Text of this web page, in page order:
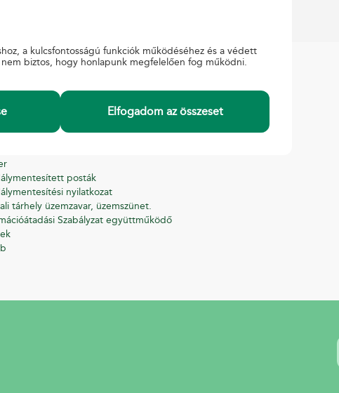
a kulcsfontosságú funkciók működéséhez és a védett
biztos, hogy honlapunk megfelelően fog működni.
Elfogadom az összeset
tájékoztató
posták
nyilatkozat
tárhely üzemzavar, üzemszünet.
Szabályzat együttműködő
Ügyfélszolgálat